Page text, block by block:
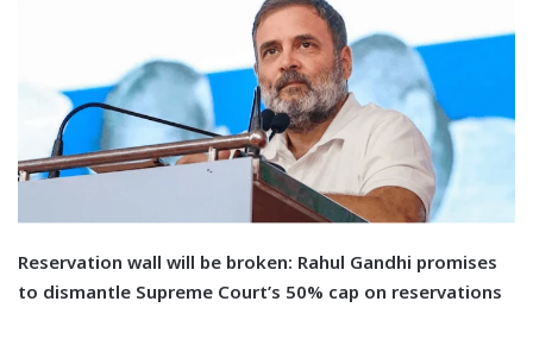
Reservation wall will be broken: Rahul Gandhi promises
to dismantle Supreme Court’s 50% cap on reservations